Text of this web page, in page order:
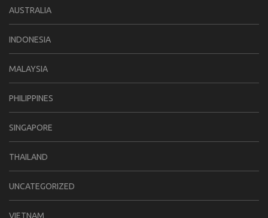
AUSTRALIA
INDONESIA
MALAYSIA
PHILIPPINES
SINGAPORE
THAILAND
UNCATEGORIZED
VIETNAM